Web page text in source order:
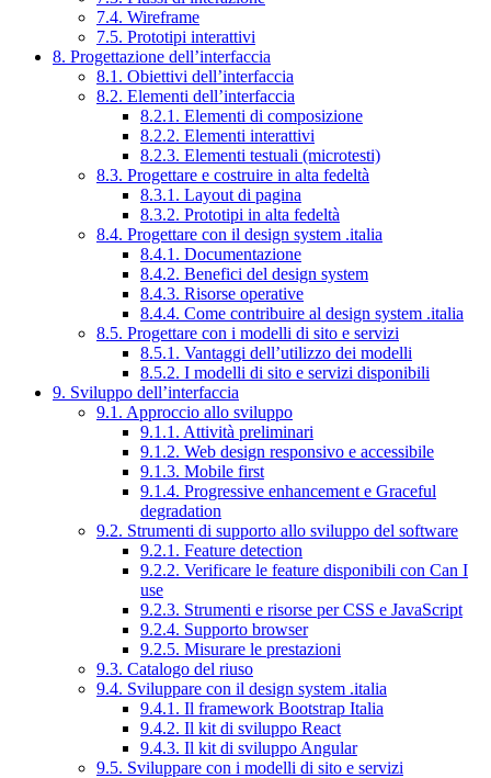
7.4. Wireframe
7.5. Prototipi interattivi
8. Progettazione dell’interfaccia
8.1. Obiettivi dell’interfaccia
8.2. Elementi dell’interfaccia
8.2.1. Elementi di composizione
8.2.2. Elementi interattivi
8.2.3. Elementi testuali (microtesti)
8.3. Progettare e costruire in alta fedeltà
8.3.1. Layout di pagina
8.3.2. Prototipi in alta fedeltà
8.4. Progettare con il design system .italia
8.4.1. Documentazione
8.4.2. Benefici del design system
8.4.3. Risorse operative
8.4.4. Come contribuire al design system .italia
8.5. Progettare con i modelli di sito e servizi
8.5.1. Vantaggi dell’utilizzo dei modelli
8.5.2. I modelli di sito e servizi disponibili
9. Sviluppo dell’interfaccia
9.1. Approccio allo sviluppo
9.1.1. Attività preliminari
9.1.2. Web design responsivo e accessibile
9.1.3. Mobile first
9.1.4. Progressive enhancement e Graceful
degradation
9.2. Strumenti di supporto allo sviluppo del software
9.2.1. Feature detection
9.2.2. Verificare le feature disponibili con Can I
use
9.2.3. Strumenti e risorse per CSS e JavaScript
9.2.4. Supporto browser
9.2.5. Misurare le prestazioni
9.3. Catalogo del riuso
9.4. Sviluppare con il design system .italia
9.4.1. Il framework Bootstrap Italia
9.4.2. Il kit di sviluppo React
9.4.3. Il kit di sviluppo Angular
9.5. Sviluppare con i modelli di sito e servizi